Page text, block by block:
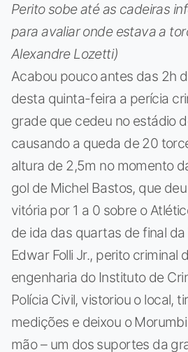
Perito sobe até as cadeiras
para avaliar onde estava a
Alexandre Lozetti)
Acabou pouco antes das 2h
desta quinta-feira a perícia
grade que cedeu no estádio
causando a queda de 20
altura de 2,5m no momento
gol de Michel Bastos, que
vitória por 1 a 0 sobre o
de ida das quartas de final
Edwar Folli Jr., perito criminal
engenharia do Instituto de
Polícia Civil, vistoriou o local,
medições e deixou o
mão – um dos suportes da